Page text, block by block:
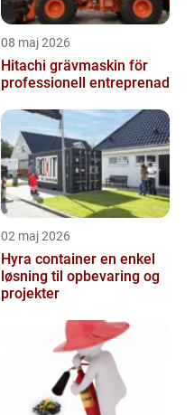
08 maj 2026
Hitachi grävmaskin för
professionell entreprenad
02 maj 2026
Hyra container en enkel
løsning til opbevaring og
projekter